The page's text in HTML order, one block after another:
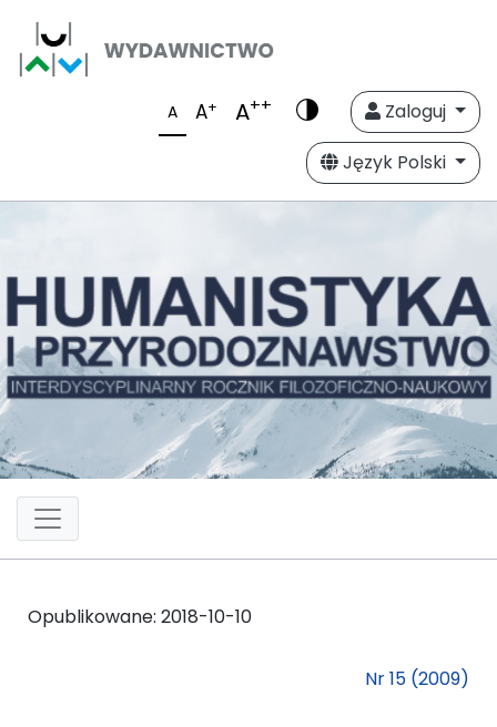
A A+ A++
Zaloguj
Język Polski
Opublikowane: 2018-10-10
Nr 15 (2009)